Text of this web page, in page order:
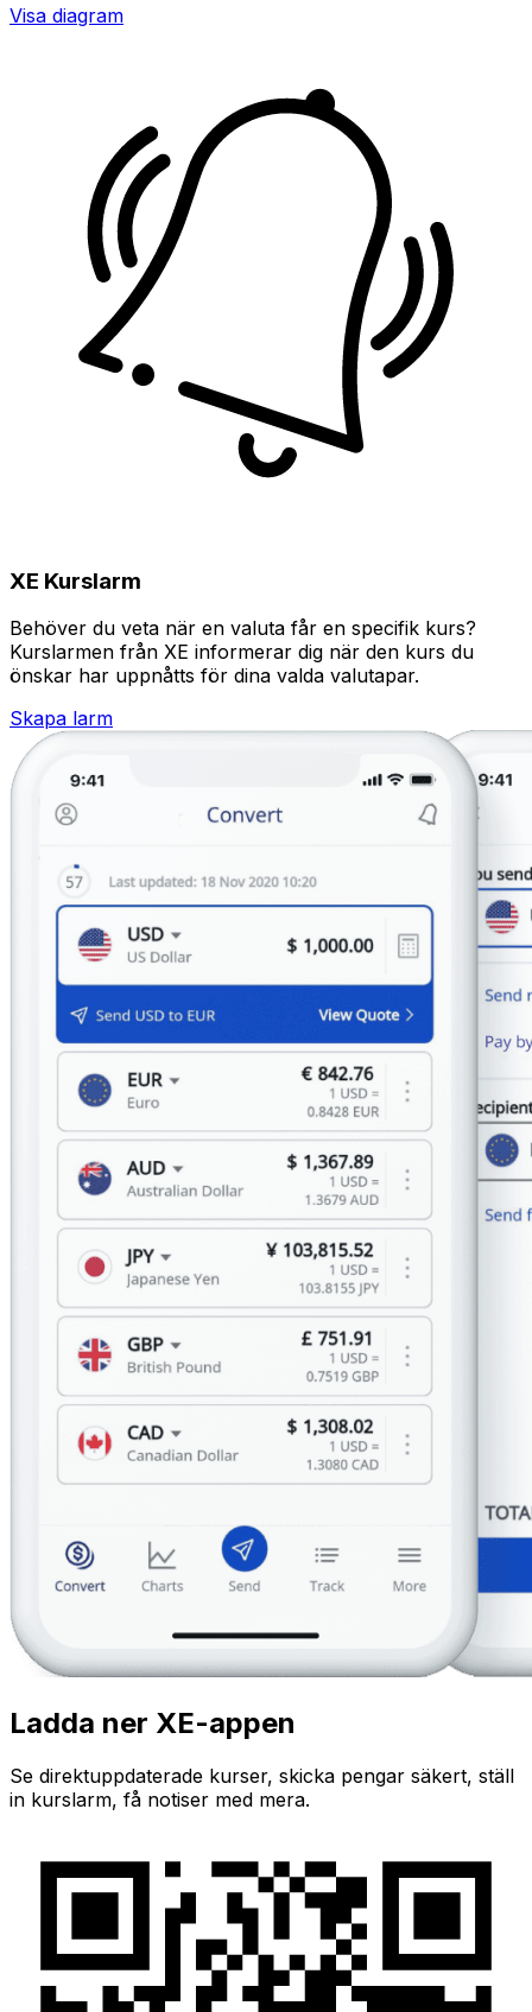
Visa diagram
XE Kurslarm
Behöver du veta när en valuta får en specifik kurs?
Kurslarmen från XE informerar dig när den kurs du
önskar har uppnåtts för dina valda valutapar.
Skapa larm
Ladda ner XE-appen
Se direktuppdaterade kurser, skicka pengar säkert, ställ
in kurslarm, få notiser med mera.